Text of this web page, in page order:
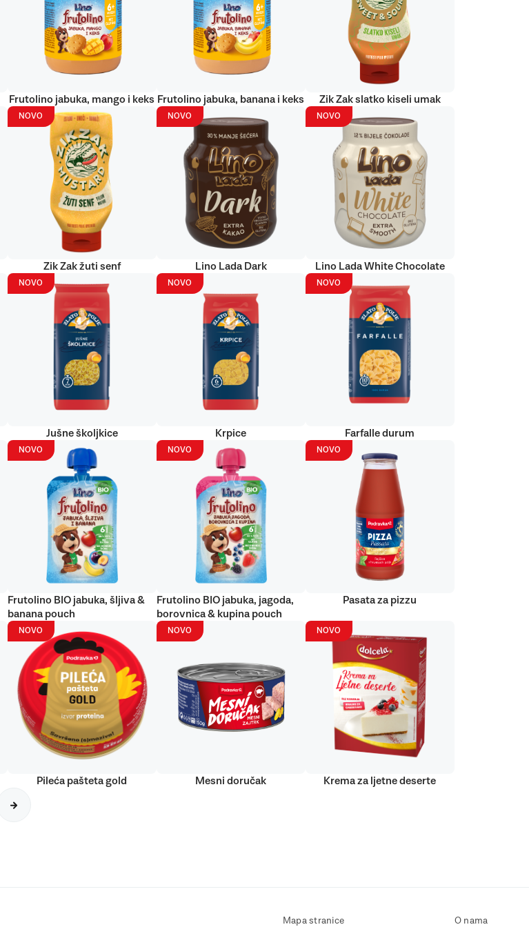
Frutolino jabuka, mango i keks Frutolino jabuka, banana i keks Zik Zak slatko kiseli umak
NOVO
Zik Zak žuti senf
NOVO
Lino Lada Dark
NOVO
Lino Lada White Chocolate
NOVO
Jušne školjkice
NOVO
Krpice
NOVO
Farfalle durum
NOVO
Frutolino BIO jabuka, šljiva &
banana pouch
NOVO
Frutolino BIO jabuka, jagoda,
borovnica & kupina pouch
NOVO
Pasata za pizzu
NOVO
Pileća pašteta gold
NOVO
Mesni doručak
NOVO
Krema za ljetne deserte
Mapa stranice O nama